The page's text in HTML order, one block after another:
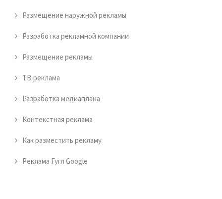
Размещение наружной рекламы
Разработка рекламной компании
Размещение рекламы
ТВ реклама
Разработка медиаплана
Контекстная реклама
Как разместить рекламу
Реклама Гугл Google